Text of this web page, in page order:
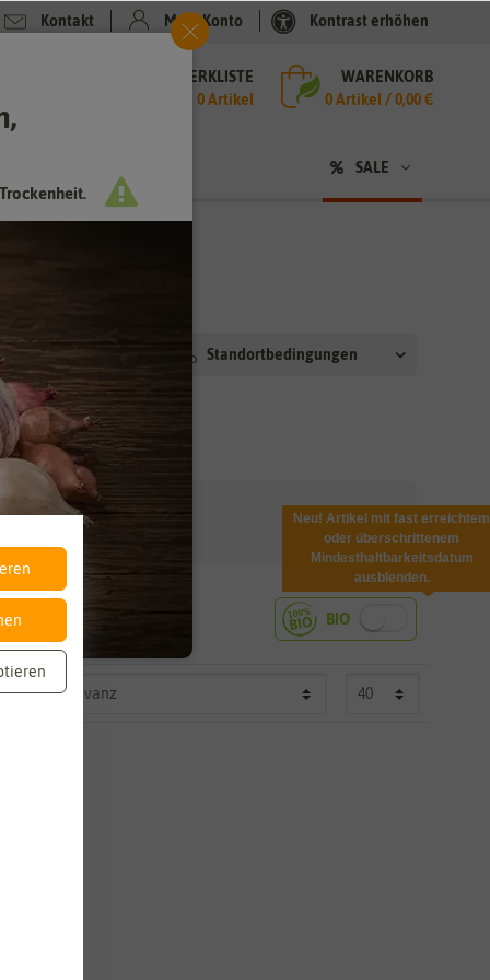
Kontakt Mein Konto Kontrast erhöhen
MERKLISTE
0 Artikel
WARENKORB
0Artikel /0,00 €
SALE
Standortbedingungen
Neu! Artikel mit fast erreichtem
oder überschrittenem
Mindesthaltbarkeitsdatum
ausblenden.